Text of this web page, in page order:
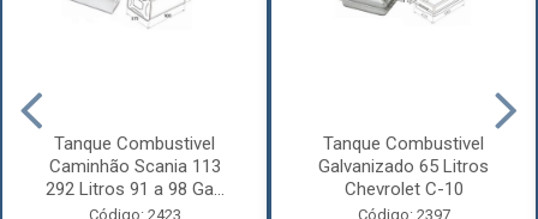
Tanque Combustivel
Caminhão Scania 113
292 Litros 91 a 98 Ga...
Código: 2423
Tanque Combustivel
Galvanizado 65 Litros
Chevrolet C-10
Código: 2397